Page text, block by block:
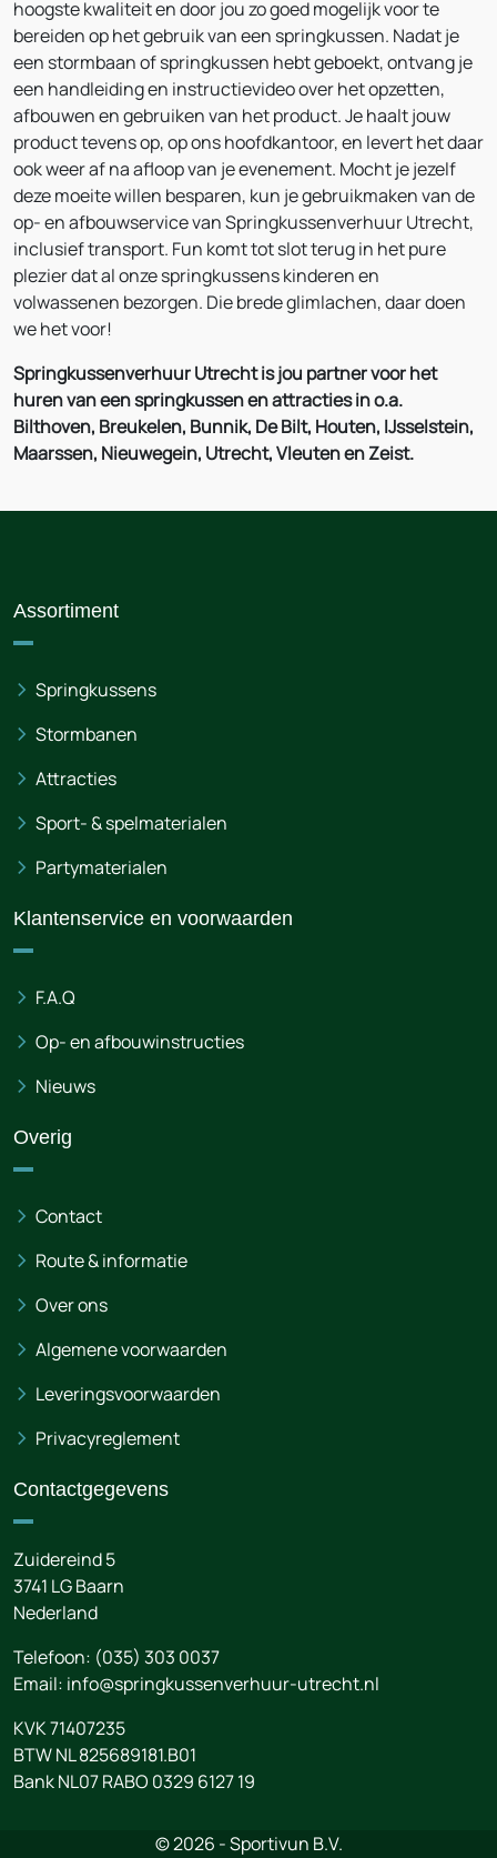
hoogste kwaliteit en door jou zo goed mogelijk voor te
bereiden op het gebruik van een springkussen. Nadat je
een stormbaan of springkussen hebt geboekt, ontvang je
een handleiding en instructievideo over het opzetten,
afbouwen en gebruiken van het product. Je haalt jouw
product tevens op, op ons hoofdkantoor, en levert het daar
ook weer af na afloop van je evenement. Mocht je jezelf
deze moeite willen besparen, kun je gebruikmaken van de
op- en afbouwservice van Springkussenverhuur Utrecht,
inclusief transport. Fun komt tot slot terug in het pure
plezier dat al onze springkussens kinderen en
volwassenen bezorgen. Die brede glimlachen, daar doen
we het voor!
Springkussenverhuur Utrecht is jou partner voor het
huren van een springkussen en attracties in o.a.
Bilthoven, Breukelen, Bunnik, De Bilt, Houten, IJsselstein,
Maarssen, Nieuwegein, Utrecht, Vleuten en Zeist.
Assortiment
Springkussens
Stormbanen
Attracties
Sport- & spelmaterialen
Partymaterialen
Klantenservice en voorwaarden
F.A.Q
Op- en afbouwinstructies
Nieuws
Overig
Contact
Route & informatie
Over ons
Algemene voorwaarden
Leveringsvoorwaarden
Privacyreglement
Contactgegevens
Zuidereind 5
3741 LGBaarn
Nederland
Telefoon: (035) 303 0037
Email: info@springkussenverhuur-utrecht.nl
KVK 71407235
BTW NL 825689181.B01
Bank NL07 RABO 0329 6127 19
© 2026 - Sportivun B.V.